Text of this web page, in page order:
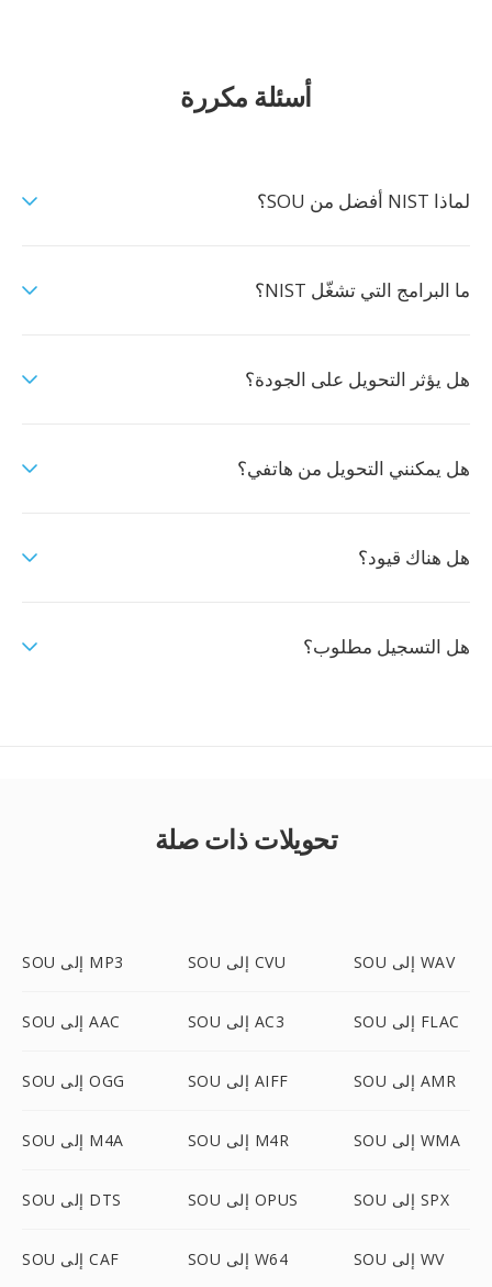
أسئلة مكررة
لماذا NIST أفضل من SOU؟
ما البرامج التي تشغّل NIST؟
هل يؤثر التحويل على الجودة؟
هل يمكنني التحويل من هاتفي؟
هل هناك قيود؟
هل التسجيل مطلوب؟
تحويلات ذات صلة
SOU إلى MP3 SOU إلى CVU SOU إلى WAV
SOU إلى AAC SOU إلى AC3 SOU إلى FLAC
SOU إلى OGG SOU إلى AIFF SOU إلى AMR
SOU إلى M4A SOU إلى M4R SOU إلى WMA
SOU إلى DTS SOU إلى OPUS SOU إلى SPX
SOU إلى CAF SOU إلى W64 SOU إلى WV